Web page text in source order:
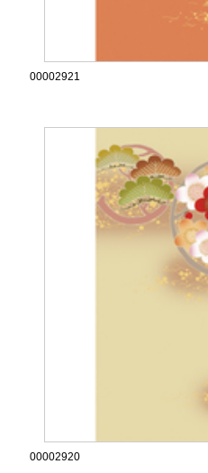
00002921
00002920